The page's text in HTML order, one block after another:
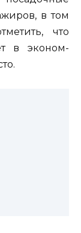
в том
что
в эконом-